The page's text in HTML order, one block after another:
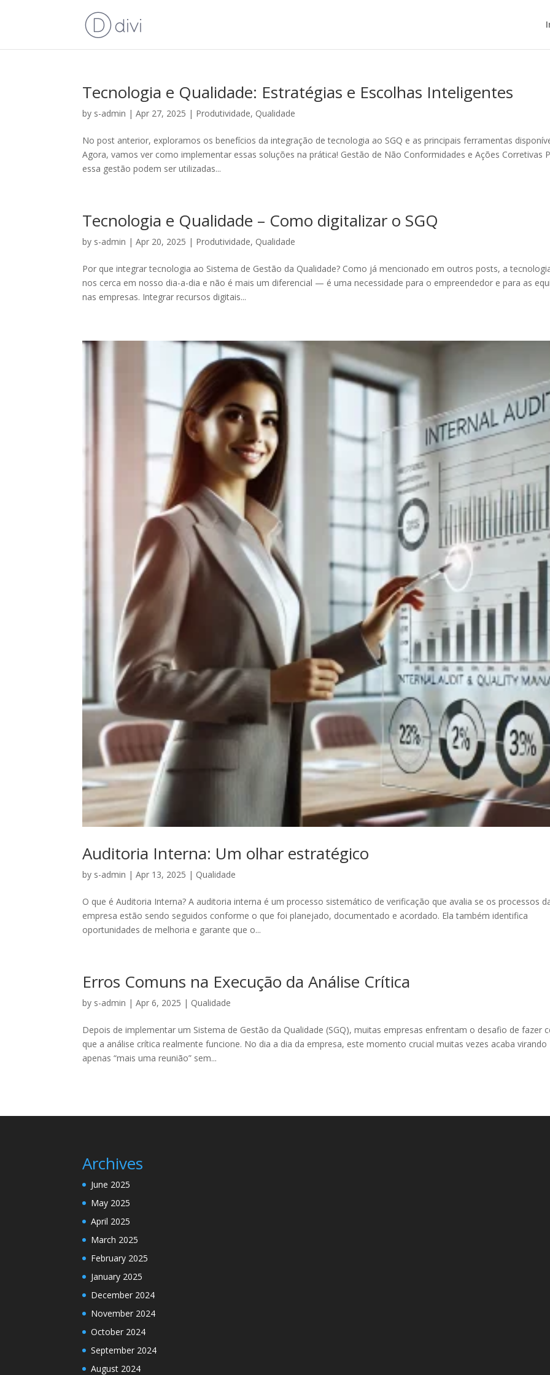
Tecnologia e Qualidade: Estratégias e Escolhas Inteligentes
by s-admin |Apr 27, 2025 | Produtividade, Qualidade
No post anterior, exploramos os benefícios da integração de tecnologia ao SGQ e as principais ferramentas
Agora, vamos ver como implementar essas soluções na prática! Gestão de Não Conformidades e Ações Corretivas
essa gestão podem ser utilizadas...
Tecnologia e Qualidade – Como digitalizar o SGQ
by s-admin |Apr 20, 2025 | Produtividade, Qualidade
Por que integrar tecnologia ao Sistema de Gestão da Qualidade? Como já mencionado em outros posts, a
nos cerca em nosso dia-a-dia e não é mais um diferencial — é uma necessidade para o empreendedor e para as
nas empresas. Integrar recursos digitais...
Auditoria Interna: Um olhar estratégico
by s-admin |Apr 13, 2025 | Qualidade
O que é Auditoria Interna? A auditoria interna é um processo sistemático de verificação que avalia se os processos
empresa estão sendo seguidos conforme o que foi planejado, documentado e acordado. Ela também identifica
oportunidades de melhoria e garante que o...
Erros Comuns na Execução da Análise Crítica
by s-admin |Apr 6, 2025 | Qualidade
Depois de implementar um Sistema de Gestão da Qualidade (SGQ), muitas empresas enfrentam o desafio de fazer
que a análise crítica realmente funcione. No dia a dia da empresa, este momento crucial muitas vezes acaba virando
apenas “mais uma reunião” sem...
Archives
June 2025
May 2025
April 2025
March 2025
February 2025
January 2025
December 2024
November 2024
October 2024
September 2024
August 2024